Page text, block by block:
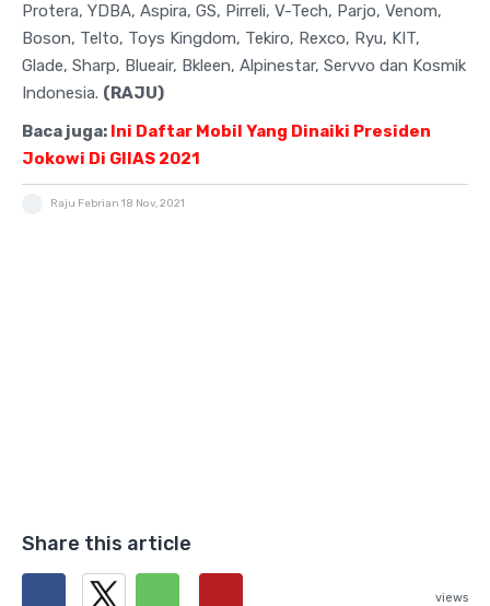
Protera, YDBA, Aspira, GS, Pirreli, V-Tech, Parjo, Venom,
Boson, Telto, Toys Kingdom, Tekiro, Rexco, Ryu, KIT,
Glade, Sharp, Blueair, Bkleen, Alpinestar, Servvo dan Kosmik
Indonesia. (RAJU)
Baca juga: Ini Daftar Mobil Yang Dinaiki Presiden
Jokowi Di GIIAS 2021
Raju Febrian 18 Nov, 2021
Share this article
views